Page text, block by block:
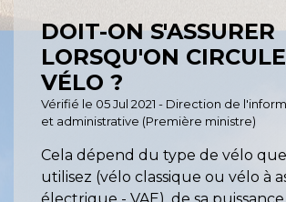
DOIT-ON S'ASSURER
LORSQU'ON
VÉLO ?
Vérifié le 05 Jul 2021 - Direction de
et administrative (Première ministre)
Cela dépend du type de vélo
utilisez (vélo classique ou vélo à